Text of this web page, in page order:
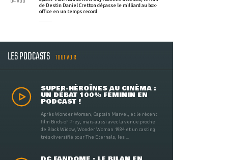
de Destin Daniel Cretton dépasse le milliard au box-
office en un temps record
LES PODCASTS TOUT VOIR
SUPER-HÉROÏNES AU CINÉMA :
UN DÉBAT 100% FÉMININ EN
PODCAST !
Après Wonder Woman, Captain Marvel, et le récent
film Birds of Prey, mais aussi avec la venue proche
de Black Widow, Wonder Woman 1984 et un casting
très diversifié pour The Eternals, les ...